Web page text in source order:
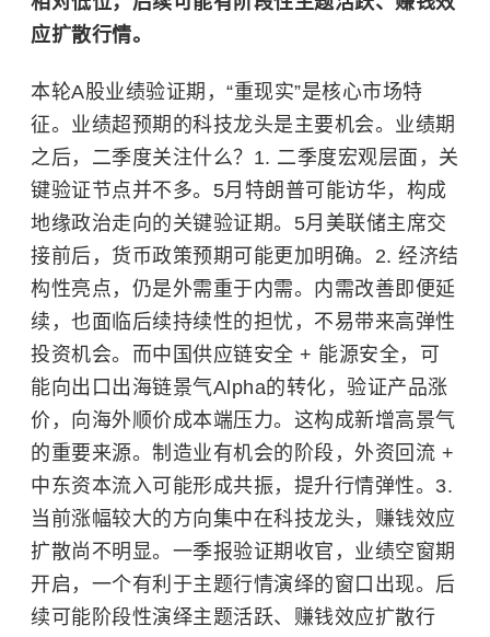
应扩散行情。
本轮A股业绩验证期，“重现实”是核心市场特
征。业绩超预期的科技龙头是主要机会。业绩期
之后，二季度关注什么？1. 二季度宏观层面，关
键验证节点并不多。5月特朗普可能访华，构成
地缘政治走向的关键验证期。5月美联储主席交
接前后，货币政策预期可能更加明确。2. 经济结
构性亮点，仍是外需重于内需。内需改善即便延
续，也面临后续持续性的担忧，不易带来高弹性
投资机会。而中国供应链安全 + 能源安全，可
能向出口出海链景气Alpha的转化，验证产品涨
价，向海外顺价成本端压力。这构成新增高景气
的重要来源。制造业有机会的阶段，外资回流 +
中东资本流入可能形成共振，提升行情弹性。3.
当前涨幅较大的方向集中在科技龙头，赚钱效应
扩散尚不明显。一季报验证期收官，业绩空窗期
开启，一个有利于主题行情演绎的窗口出现。后
续可能阶段性演绎主题活跃、赚钱效应扩散行